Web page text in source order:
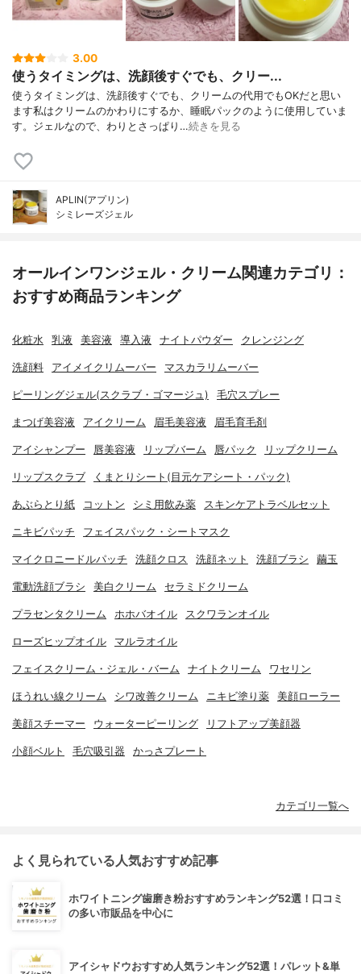
3.00
使うタイミングは、洗顔後すぐでも、クリー...
使うタイミングは、洗顔後すぐでも、クリームの代用でもOKだと思い
ます私はクリームのかわりにするか、睡眠パックのように使用していま
す。ジェルなので、わりとさっぱり…続きを見る
APLIN(アプリン)
シミレーズジェル
オールインワンジェル・クリーム関連カテゴリ：
おすすめ商品ランキング
化粧水 乳液 美容液 導入液 ナイトパウダー クレンジング
洗顔料 アイメイクリムーバー マスカラリムーバー
ピーリングジェル(スクラブ・ゴマージュ) 毛穴スプレー
まつげ美容液 アイクリーム 眉毛美容液 眉毛育毛剤
アイシャンプー 唇美容液 リップバーム 唇パック リップクリーム
リップスクラブ くまとりシート(目元ケアシート・パック)
あぶらとり紙 コットン シミ用飲み薬 スキンケアトラベルセット
ニキビパッチ フェイスパック・シートマスク
マイクロニードルパッチ 洗顔クロス 洗顔ネット 洗顔ブラシ 繭玉
電動洗顔ブラシ 美白クリーム セラミドクリーム
プラセンタクリーム ホホバオイル スクワランオイル
ローズヒップオイル マルラオイル
フェイスクリーム・ジェル・バーム ナイトクリーム ワセリン
ほうれい線クリーム シワ改善クリーム ニキビ塗り薬 美顔ローラー
美顔スチーマー ウォーターピーリング リフトアップ美顔器
小顔ベルト 毛穴吸引器 かっさプレート
カテゴリ一覧へ
よく見られている人気おすすめ記事
ホワイトニング歯磨き粉おすすめランキング52選！口コミ
の多い市販品を中心に
アイシャドウおすすめ人気ランキング52選！パレット&単